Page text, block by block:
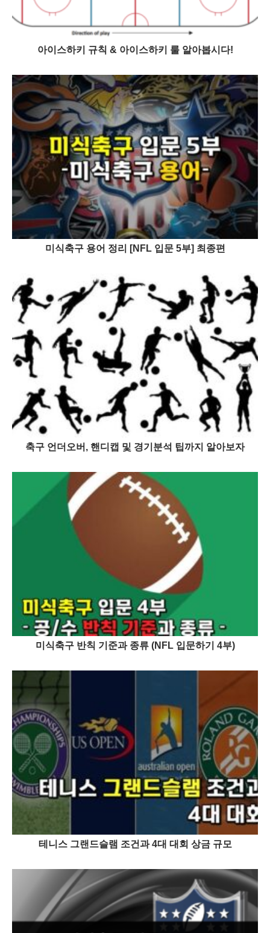
아이스하키 규칙 & 아이스하키 룰 알아봅시다!
미식축구 용어 정리 [NFL 입문 5부] 최종편
축구 언더오버, 핸디캡 및 경기분석 팁까지 알아보자
미식축구 반칙 기준과 종류 (NFL 입문하기 4부)
테니스 그랜드슬램 조건과 4대 대회 상금 규모